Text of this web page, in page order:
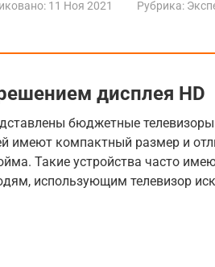
11 Ноя 2021 Рубрика:
дисплея HD
бюджетные
имеют компактный размер и
Такие устройства часто
использующим телевизор